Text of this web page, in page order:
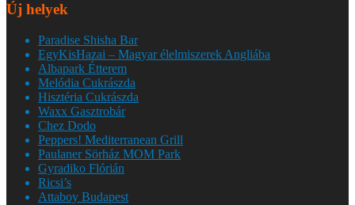
Új helyek
Paradise Shisha Bar
EgyKisHazai – Magyar élelmiszerek Angliába
Albapark Étterem
Melódia Cukrászda
Hisztéria Cukrászda
Waxx Gasztrobár
Chez Dodo
Peppers! Mediterranean Grill
Paulaner Sörház MOM Park
Gyradiko Flórián
Ricsi’s
Attaboy Budapest